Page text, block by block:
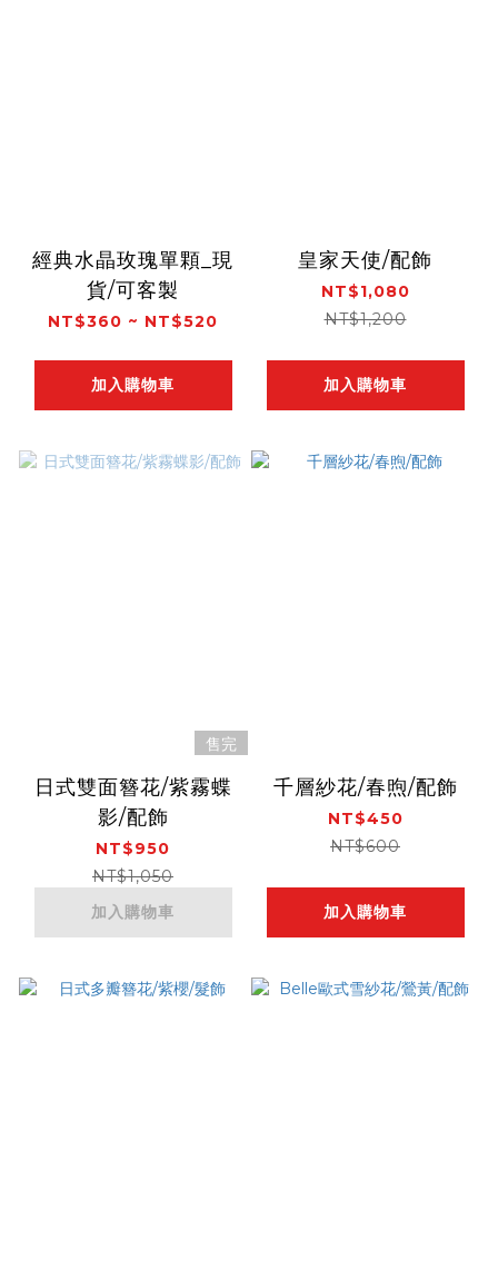
經典水晶玫瑰單顆_現
貨/可客製
NT$360 ~ NT$520
加入購物車
皇家天使/配飾
NT$1,080
NT$1,200
加入購物車
售完
日式雙面簪花/紫霧蝶
影/配飾
NT$950
NT$1,050
加入購物車
千層紗花/春煦/配飾
NT$450
NT$600
加入購物車